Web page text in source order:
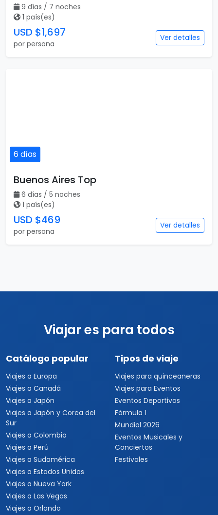
9 días / 7 noches
1 país(es)
USD $1,697
por persona
Ver detalles
6 días
Buenos Aires Top
6 días / 5 noches
1 país(es)
USD $469
por persona
Ver detalles
Viajar es para todos
Catálogo popular
Viajes a Europa
Viajes a Canadá
Viajes a Japón
Viajes a Japón y Corea del
Sur
Viajes a Colombia
Viajes a Perú
Viajes a Sudamérica
Viajes a Estados Unidos
Viajes a Nueva York
Viajes a Las Vegas
Viajes a Orlando
Tipos de viaje
Viajes para quinceaneras
Viajes para Eventos
Eventos Deportivos
Fórmula 1
Mundial 2026
Eventos Musicales y
Conciertos
Festivales